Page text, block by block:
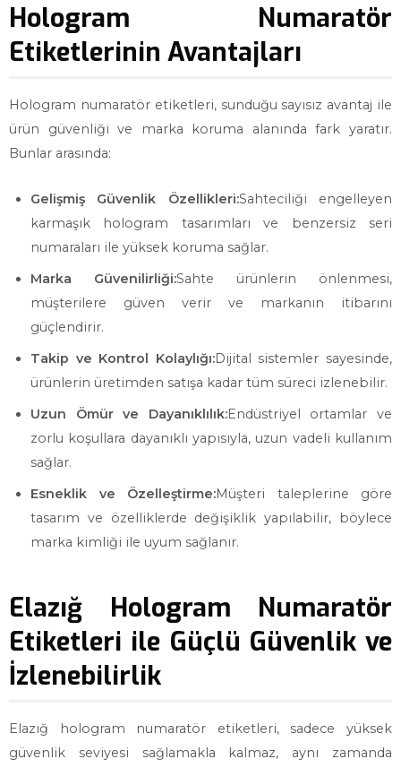
Hologram Numaratör
Etiketlerinin Avantajları
Hologram numaratör etiketleri, sunduğu sayısız avantaj ile
ürün güvenliği ve marka koruma alanında fark yaratır.
Bunlar arasında:
Gelişmiş Güvenlik Özellikleri:Sahteciliği engelleyen
karmaşık hologram tasarımları ve benzersiz seri
numaraları ile yüksek koruma sağlar.
Marka Güvenilirliği:Sahte ürünlerin önlenmesi,
müşterilere güven verir ve markanın itibarını
güçlendirir.
Takip ve Kontrol Kolaylığı:Dijital sistemler sayesinde,
ürünlerin üretimden satışa kadar tüm süreci izlenebilir.
Uzun Ömür ve Dayanıklılık:Endüstriyel ortamlar ve
zorlu koşullara dayanıklı yapısıyla, uzun vadeli kullanım
sağlar.
Esneklik ve Özelleştirme:Müşteri taleplerine göre
tasarım ve özelliklerde değişiklik yapılabilir, böylece
marka kimliği ile uyum sağlanır.
Elazığ Hologram Numaratör
Etiketleri ile Güçlü Güvenlik ve
İzlenebilirlik
Elazığ hologram numaratör etiketleri, sadece yüksek
güvenlik seviyesi sağlamakla kalmaz, aynı zamanda